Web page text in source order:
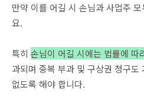
만약 이를 어길 시 손님과 사업주
요.
특히 손님이 어길 시에는 법률에 따
과되며 중복 부과 및 구상권 청구도
없도록 해야 합니다.